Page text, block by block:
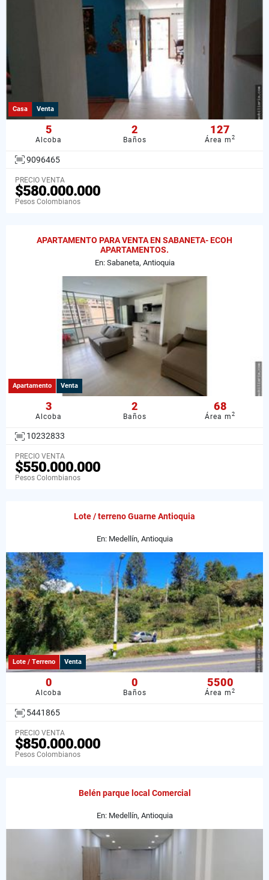
Casa Venta
5
Alcoba
2
Baños
127
Área m2
9096465
PRECIO VENTA
$580.000.000
Pesos Colombianos
APARTAMENTO PARA VENTA EN SABANETA- ECOH
APARTAMENTOS.
En: Sabaneta, Antioquia
Apartamento Venta
3
Alcoba
2
Baños
68
Área m2
10232833
PRECIO VENTA
$550.000.000
Pesos Colombianos
Lote / terreno Guarne Antioquia
En: Medellín, Antioquia
Lote / Terreno Venta
0
Alcoba
0
Baños
5500
Área m2
5441865
PRECIO VENTA
$850.000.000
Pesos Colombianos
Belén parque local Comercial
En: Medellín, Antioquia